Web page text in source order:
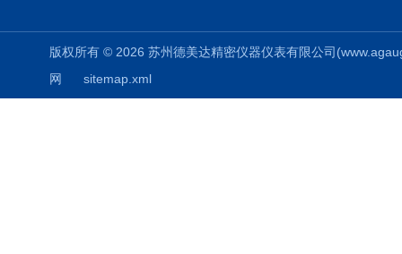
版权所有 © 2026 苏州德美达精密仪器仪表有限公司
网
sitemap.xml